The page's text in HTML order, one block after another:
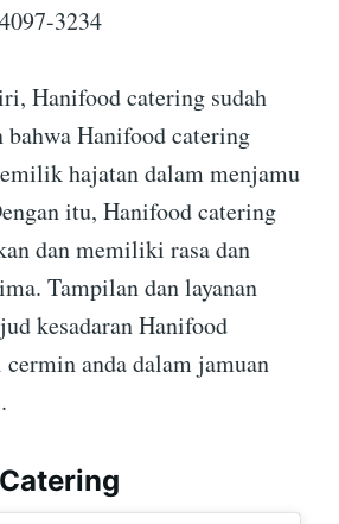
3234
Hanifood catering sudah
bahwa Hanifood catering
hajatan dalam menjamu
itu, Hanifood catering
dan memiliki rasa dan
Tampilan dan layanan
kesadaran Hanifood
cermin anda dalam jamuan